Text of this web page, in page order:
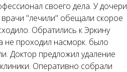
своего дела. У дочери
врачи "лечили" обещали скорое
Обратились к Эркину
не проходил насморк. было
Доктор предложил удаление
Оперативно собрали